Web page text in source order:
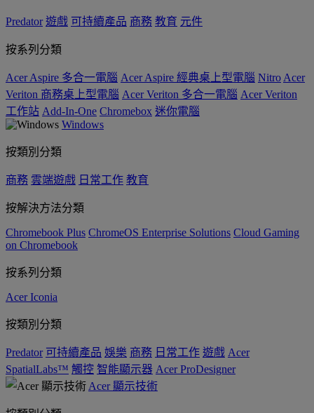
Predator 遊戲 可持續產品 商務 教育 元件
按系列分類
Acer Aspire 多合一電腦 Acer Aspire 經典桌上型電腦 Nitro Acer
Veriton 商務桌上型電腦 Acer Veriton 多合一電腦 Acer Veriton
工作站 Add-In-One Chromebox 迷你電腦
Windows
按類別分類
商務 雲端遊戲 日常工作 教育
按解決方法分類
Chromebook Plus ChromeOS Enterprise Solutions Cloud Gaming
on Chromebook
按系列分類
Acer Iconia
按類別分類
Predator 可持續產品 娛樂 商務 日常工作 遊戲 Acer
SpatialLabs™ 觸控 智能顯示器 Acer ProDesigner
Acer 顯示技術